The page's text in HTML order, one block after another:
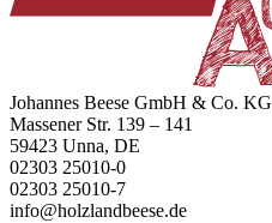
Johannes Beese GmbH & Co. KG
Massener Str. 139 – 141
59423 Unna, DE
02303 25010-0
02303 25010-7
info@holzlandbeese.de